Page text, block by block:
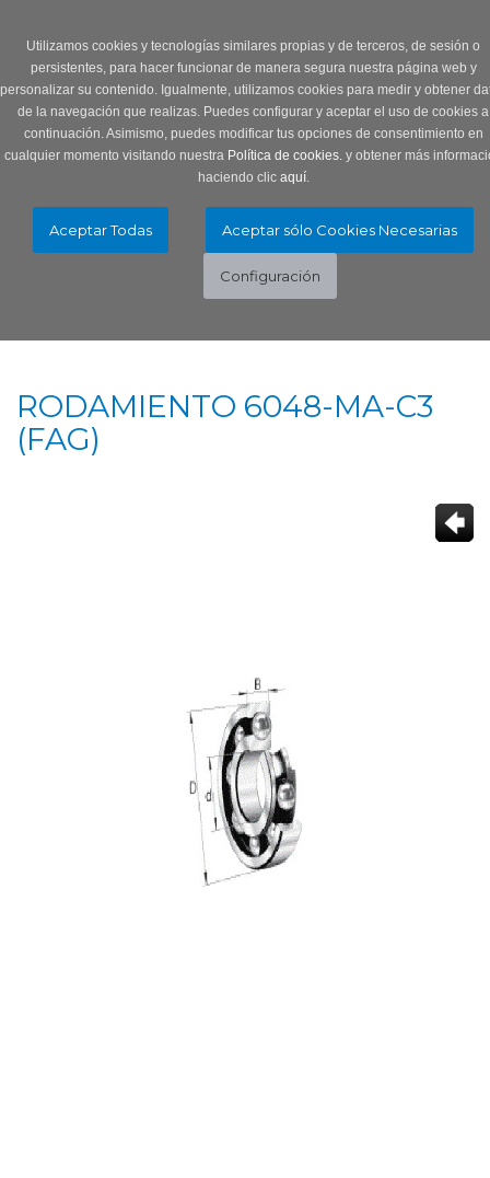
Utilizamos cookies y tecnologías similares propias y de terceros, de sesión o
persistentes, para hacer funcionar de manera segura nuestra página web y
personalizar su contenido. Igualmente, utilizamos cookies para medir y obtener
de la navegación que realizas. Puedes configurar y aceptar el uso de cookies a
continuación. Asimismo, puedes modificar tus opciones de consentimiento en
cualquier momento visitando nuestra Política de cookies.y obtener más
haciendo clic aquí.
RODAMIENTO 6048-MA-C3
(FAG)